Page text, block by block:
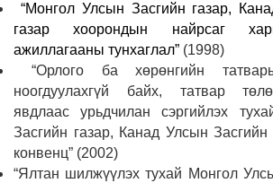
“Монгол Улсын Засгийн газар,
газар хоорондын найрсаг
ажиллагааны тунхаглал” (1998)
“Орлого ба хөрөнгийн
ноогдуулахгүй байх, татвар
явдлаас урьдчилан сэргийлэх
Засгийн газар, Канад Улсын
конвенц” (2002)
“Ялтан шилжүүлэх тухай Монгол